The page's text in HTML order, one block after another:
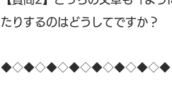
たりするのはどうしてですか？
◆◇◆◇◆◇◆◇◆◇◆◇◆◇◆